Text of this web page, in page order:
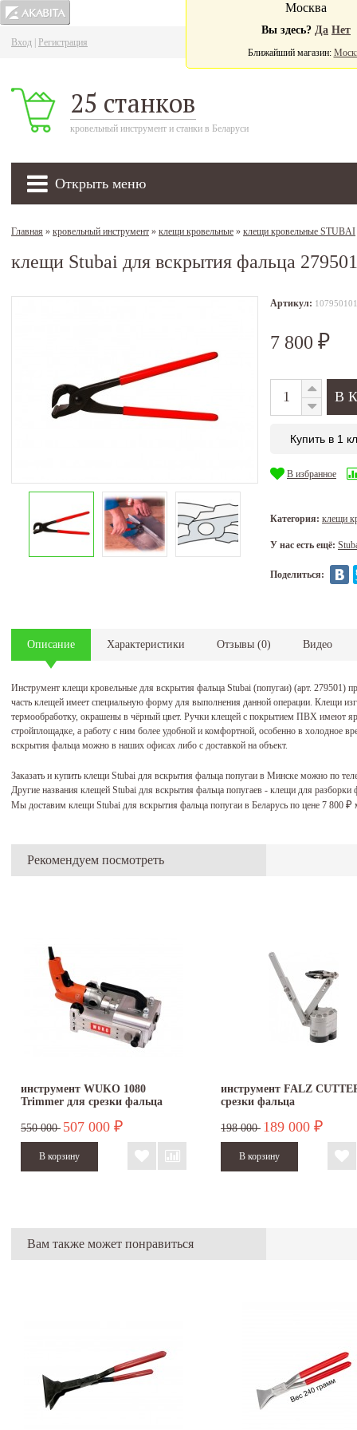
Вход Регистрация
25 станков
кровельный инструмент и станки в Беларуси
Открыть меню
Москва
Вы здесь? Да Нет
Ближайший магазин:
Главная » кровельный инструмент » клещи кровельные » клещи кровельные STUBAI
клещи Stubai для вскрытия фальца 279501
Артикул: 107950101
7 800 ₽
Купить в 1
В избранное
Категория: клещи
У нас есть ещё:
Поделиться:
Описание Характеристики Отзывы (0) Видео
Инструмент клещи кровельные для вскрытия фальца Stubai (попугаи) (арт. 279501)
часть клещей имеет специальную форму для выполнения данной операции. Клещи
термообработку, окрашены в чёрный цвет. Ручки клещей с покрытием ПВХ имеют
стройплощадке, а работу с ним более удобной и комфортной, особенно в холодное
вскрытия фальца можно в наших офисах либо с доставкой на объект.
Заказать и купить клещи Stubai для вскрытия фальца попугаи в Минске можно по
Другие названия клещей Stubai для вскрытия фальца попугаев - клещи для
Мы доставим клещи Stubai для вскрытия фальца попугаи в Беларусь по цене 7 800 ₽
Рекомендуем посмотреть
инструмент WUKO 1080
Trimmer для срезки фальца
550 000 507 000 ₽
инструмент FALZ
срезки фальца
198 000 189 000 ₽
Вам также может понравиться